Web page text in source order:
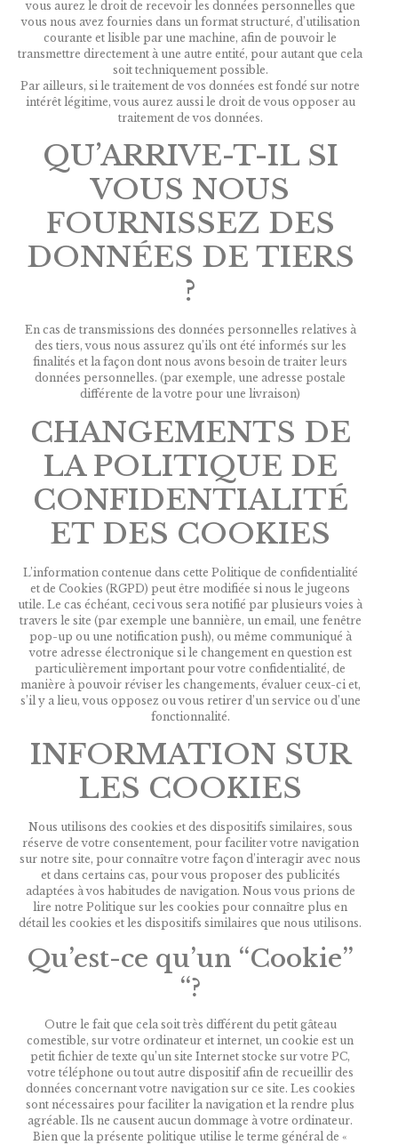
vous aurez le droit de recevoir les données personnelles que
vous nous avez fournies dans un format structuré, d’utilisation
courante et lisible par une machine, afin de pouvoir le
transmettre directement à une autre entité, pour autant que cela
soit techniquement possible.
Par ailleurs, si le traitement de vos données est fondé sur notre
intérêt légitime, vous aurez aussi le droit de vous opposer au
traitement de vos données.
QU’ARRIVE-T-IL SI
VOUS NOUS
FOURNISSEZ DES
DONNÉES DE TIERS
?
En cas de transmissions des données personnelles relatives à
des tiers, vous nous assurez qu’ils ont été informés sur les
finalités et la façon dont nous avons besoin de traiter leurs
données personnelles. (par exemple, une adresse postale
différente de la votre pour une livraison)
CHANGEMENTS DE
LA POLITIQUE DE
CONFIDENTIALITÉ
ET DES COOKIES
L’information contenue dans cette Politique de confidentialité
et de Cookies (RGPD) peut être modifiée si nous le jugeons
utile. Le cas échéant, ceci vous sera notifié par plusieurs voies à
travers le site (par exemple une bannière, un email, une fenêtre
pop-up ou une notification push), ou même communiqué à
votre adresse électronique si le changement en question est
particulièrement important pour votre confidentialité, de
manière à pouvoir réviser les changements, évaluer ceux-ci et,
s’il y a lieu, vous opposez ou vous retirer d’un service ou d’une
fonctionnalité.
INFORMATION SUR
LES COOKIES
Nous utilisons des cookies et des dispositifs similaires, sous
réserve de votre consentement, pour faciliter votre navigation
sur notre site, pour connaître votre façon d’interagir avec nous
et dans certains cas, pour vous proposer des publicités
adaptées à vos habitudes de navigation. Nous vous prions de
lire notre Politique sur les cookies pour connaître plus en
détail les cookies et les dispositifs similaires que nous utilisons.
Qu’est-ce qu’un “Cookie”
“?
Outre le fait que cela soit très différent du petit gâteau
comestible, sur votre ordinateur et internet, un cookie est un
petit fichier de texte qu’un site Internet stocke sur votre PC,
votre téléphone ou tout autre dispositif afin de recueillir des
données concernant votre navigation sur ce site. Les cookies
sont nécessaires pour faciliter la navigation et la rendre plus
agréable. Ils ne causent aucun dommage à votre ordinateur.
Bien que la présente politique utilise le terme général de «